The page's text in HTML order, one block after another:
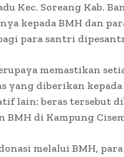
Kec. Soreang Kab.
kepada BMH dan
para santri
memastikan
yang diberikan
lain: beras tersebut
BMH di Kampung
melalui BMH,